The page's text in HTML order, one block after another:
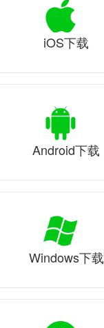
iOS下载
Android下载
Windows下载